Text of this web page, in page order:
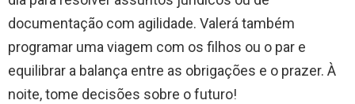
documentação com agilidade. Valerá também
programar uma viagem com os filhos ou o par e
equilibrar a balança entre as obrigações e o prazer. À
noite, tome decisões sobre o futuro!